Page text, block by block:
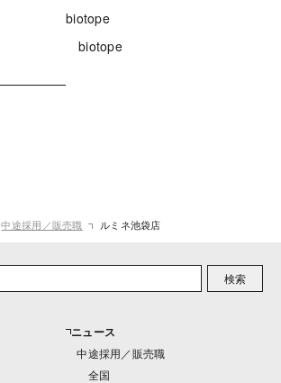
biotope
biotope
中途採用／販売職 ルミネ池袋店
検索
ニュース
中途採用／販売職
全国